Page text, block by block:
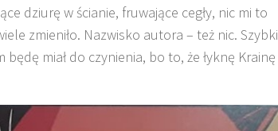
dziurę w ścianie, fruwające cegły, nic mi to
zmieniło. Nazwisko autora – też nic. Szybki
miał do czynienia, bo to, że łyknę Krainę